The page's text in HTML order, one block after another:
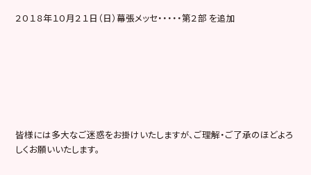
２０１８年１０月２１日（日）幕張メッセ・・・・・第２部 を追加
皆様には多大なご迷惑をお掛けいたしますが、ご理解・ご了承のほどよろ
しくお願いいたします。